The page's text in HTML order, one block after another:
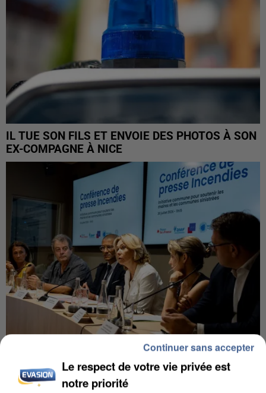
IL TUE SON FILS ET ENVOIE DES PHOTOS À SON
EX-COMPAGNE À NICE
INCENDIES : L’ÎLE-DE-FRANCE LANCE UN ÉLAN
DE SOLIDARITÉ AVEC LES...
Le respect de votre vie privée est
notre priorité
Continuer sans accepter